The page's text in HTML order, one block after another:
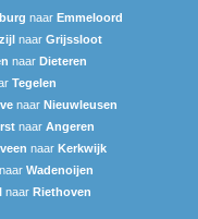
naar Emmeloord
naar Grijssloot
naar Dieteren
Tegelen
naar Nieuwleusen
naar Angeren
naar Kerkwijk
naar Wadenoijen
naar Riethoven